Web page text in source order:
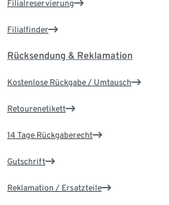
Filialreservierung
Filialfinder
Rücksendung & Reklamation
Kostenlose Rückgabe / Umtausch
Retourenetikett
14 Tage Rückgaberecht
Gutschrift
Reklamation / Ersatzteile